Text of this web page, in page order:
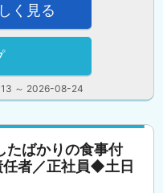
～ 2026-08-24
く見る
ばかりの食事付
者／正社員◆土日